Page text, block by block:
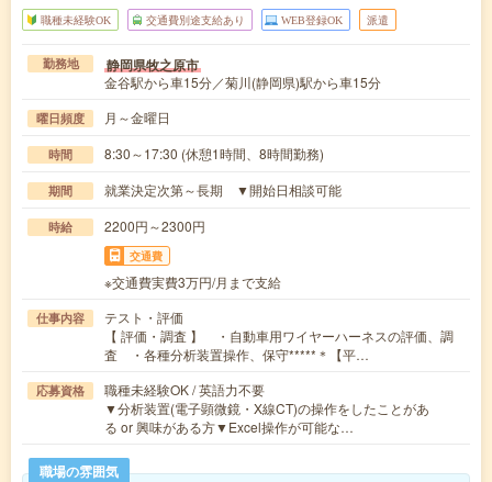
職種未経験OK 交通費別途支給あり WEB登録OK 派遣
勤務地 静岡県牧之原市
金谷駅から車15分／菊川(静岡県)駅から車15分
曜日頻度 月～金曜日
時間 8:30～17:30 (休憩1時間、8時間勤務)
期間 就業決定次第～長期 ▼開始日相談可能
時給 2200円～2300円
交通費
※交通費実費3万円/月まで支給
仕事内容
テスト・評価
【 評価・調査 】 ・自動車用ワイヤーハーネスの評価、調
査 ・各種分析装置操作、保守*****＊【平…
応募資格
職種未経験OK / 英語力不要
▼分析装置(電子顕微鏡・X線CT)の操作をしたことがあ
る or 興味がある方▼Excel操作が可能な…
職場の雰囲気